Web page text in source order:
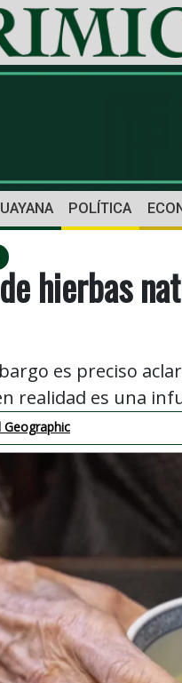
POLÍTICA
hierbas
es preciso
realidad es una